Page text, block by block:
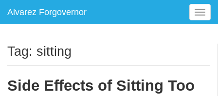
Alvarez Forgovernor
T
o
e
Tag: sitting
Side Effects of Sitting Too